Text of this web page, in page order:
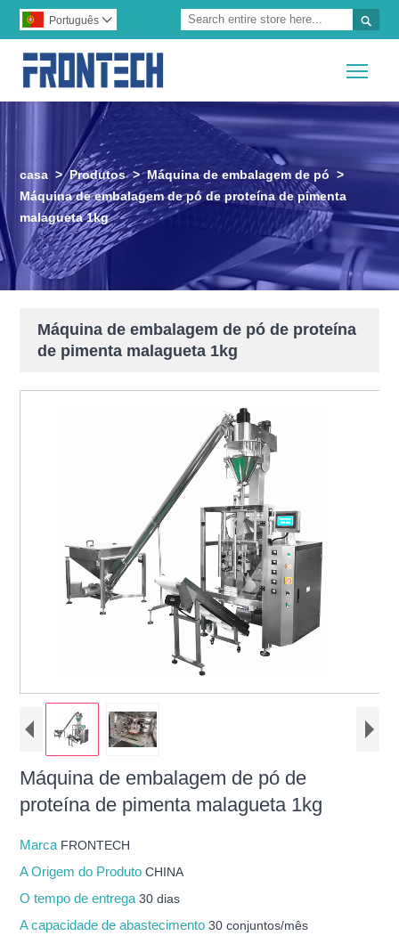

Português 
casa > Produtos > Máquina de embalagem de pó >
Máquina de embalagem de pó de proteína de pimenta
malagueta 1kg
Máquina de embalagem de pó de proteína
de pimenta malagueta 1kg
Máquina de embalagem de pó de
proteína de pimenta malagueta 1kg
Marca FRONTECH
A Origem do ProdutoCHINA
O tempo de entrega30 dias
A capacidade de abastecimento30 conjuntos/mês